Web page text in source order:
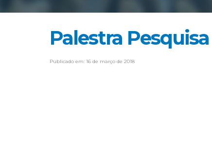
Palestra
Publicado em: 16 de março de 2018